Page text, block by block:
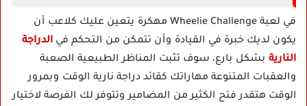
في لعبة Wheelie Challenge مهكرة يتعين عليك كلاعب أن
يكون لديك خبرة في القيادة وأن تتمكن من التحكم في الدراجة
النارية بشكل بارع، سوف تثبت المناظر الطبيعية الصعبة
والعقبات المتنوعة مهاراتك كقائد دراجة نارية الوقت وبمرور
الوقت هتقدر فتح الكثير من المضامير وتتوفر لك الفرصة لاختيار